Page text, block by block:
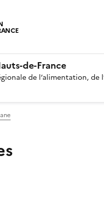
de-France
de l’alimentation, de